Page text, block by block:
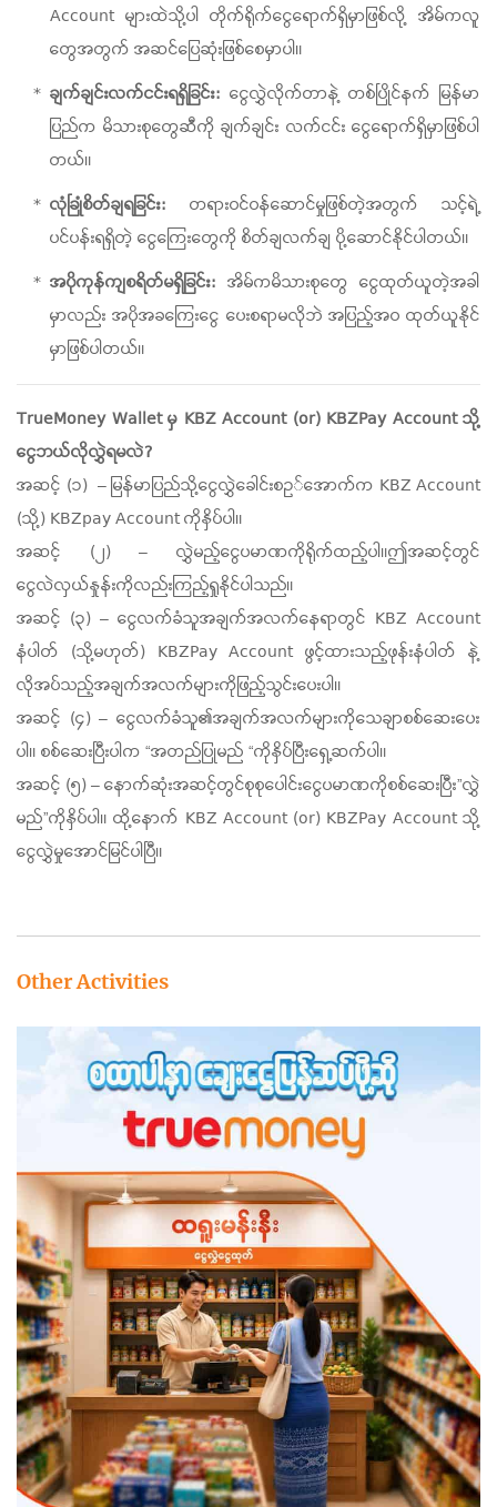
Account များထဲသို့ပါ တိုက်ရိုက်ငွေရောက်ရှိမှာဖြစ်လို့ အိမ်ကလူ
တွေအတွက် အဆင်ပြေဆုံးဖြစ်စေမှာပါ။
ချက်ချင်းလက်ငင်းရရှိခြင်း: ငွေလွှဲလိုက်တာနဲ့ တစ်ပြိုင်နက် မြန်မာ
ပြည်က မိသားစုတွေဆီကို ချက်ချင်း လက်ငင်း ငွေရောက်ရှိမှာဖြစ်ပါ
တယ်။
လုံခြုံစိတ်ချရခြင်း: တရားဝင်ဝန်ဆောင်မှုဖြစ်တဲ့အတွက် သင့်ရဲ့
ပင်ပန်းရရှိတဲ့ ငွေကြေးတွေကို စိတ်ချလက်ချ ပို့ဆောင်နိုင်ပါတယ်။
အပိုကုန်ကျစရိတ်မရှိခြင်း: အိမ်ကမိသားစုတွေ ငွေထုတ်ယူတဲ့အခါ
မှာလည်း အပိုအခကြေးငွေ ပေးစရာမလိုဘဲ အပြည့်အဝ ထုတ်ယူနိုင်
မှာဖြစ်ပါတယ်။
TrueMoney Wallet မှ KBZ Account (or) KBZPay Account သို့
ငွေဘယ်လိုလွှဲရမလဲ?
အဆင့် (၁) – မြန်မာပြည်သို့ငွေလွှဲခေါင်းစဥ်အောက်က KBZ Account
(သို့) KBZpay Account ကိုနှိပ်ပါ။
အဆင့် (၂) – လွှဲမည့်ငွေပမာဏကိုရိုက်ထည့်ပါ။ဤအဆင့်တွင်
ငွေလဲလှယ်နှုန်းကိုလည်းကြည့်ရှုနိုင်ပါသည်။
အဆင့် (၃) – ငွေလက်ခံသူအချက်အလက်နေရာတွင် KBZ Account
နံပါတ် (သို့မဟုတ်) KBZPay Account ဖွင့်ထားသည့်ဖုန်းနံပါတ် နဲ့
လိုအပ်သည့်အချက်အလက်များကိုဖြည့်သွင်းပေးပါ။
အဆင့် (၄) – ငွေလက်ခံသူ၏အချက်အလက်များကိုသေချာစစ်ဆေးပေး
ပါ။ စစ်ဆေးပြီးပါက “အတည်ပြုမည် “ကိုနှိပ်ပြီးရှေ့ဆက်ပါ။
အဆင့် (၅) – နောက်ဆုံးအဆင့်တွင်စုစုပေါင်းငွေပမာဏကိုစစ်ဆေးပြီး”လွှဲ
မည်”ကိုနှိပ်ပါ။ ထို့နောက် KBZ Account (or) KBZPay Account သို့
ငွေလွှဲမှုအောင်မြင်ပါပြီ။
Other Activities